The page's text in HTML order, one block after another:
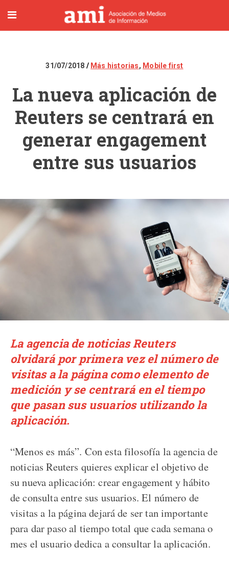
31/07/2018 Más historias, Mobile first
La nueva aplicación de
Reuters se centrará en
generar engagement
entre sus usuarios
La agencia de noticias Reuters
olvidará por primera vez el número de
visitas a la página como elemento de
medición y se centrará en el tiempo
que pasan sus usuarios utilizando la
aplicación.
“Menos es más”. Con esta filosofía la agencia de
noticias Reuters quieres explicar el objetivo de
su nueva aplicación: crear engagement y hábito
de consulta entre sus usuarios. El número de
visitas a la página dejará de ser tan importante
para dar paso al tiempo total que cada semana o
mes el usuario dedica a consultar la aplicación.